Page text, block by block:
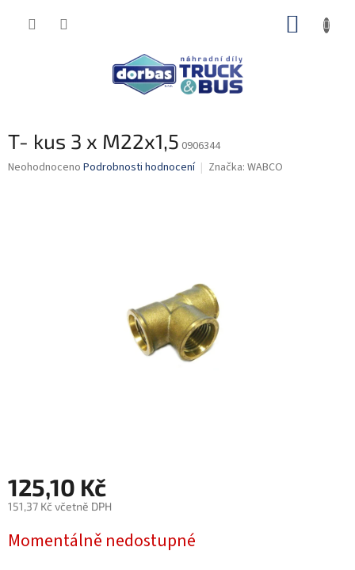
T- kus 3 x M22x1,5 0906344
Průměrné
Neohodnoceno Podrobnosti hodnocení Značka: WABCO
125,10 Kč
151,37 Kč včetně DPH
cena:
Momentálně nedostupné